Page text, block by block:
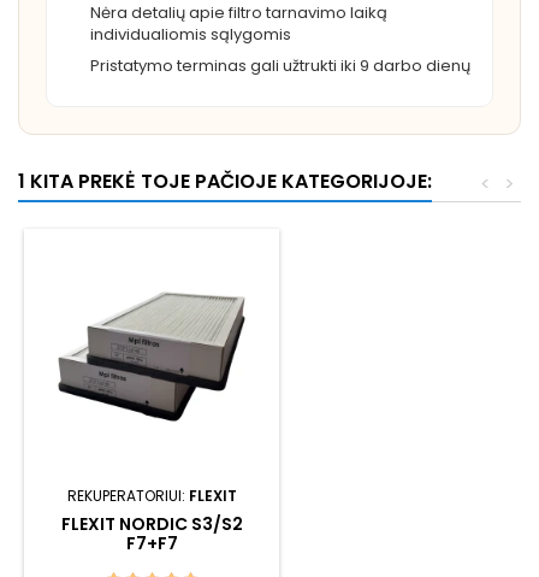
Nėra detalių apie filtro tarnavimo laiką
individualiomis sąlygomis
Pristatymo terminas gali užtrukti iki 9 darbo dienų
1 KITA PREKĖ TOJE PAČIOJE KATEGORIJOJE: >
<
REKUPERATORIUI: FLEXIT
FLEXIT NORDIC S3/S2
F7+F7